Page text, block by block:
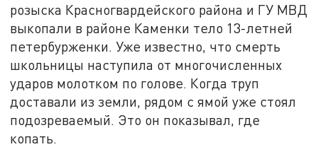
розыска Красногвардейского района и ГУ МВД
выкопали в районе Каменки тело 13-летней
петербурженки. Уже известно, что смерть
школьницы наступила от многочисленных
ударов молотком по голове. Когда труп
доставали из земли, рядом с ямой уже стоял
подозреваемый. Это он показывал, где
копать.